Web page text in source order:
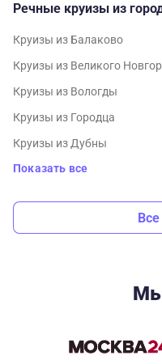
Речные круизы из
Круизы из Балаково
Круизы из Великого
Круизы из Вологды
Круизы из Городца
Круизы из Дубны
Показать все